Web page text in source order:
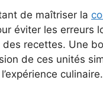
de maîtriser la
éviter les erreurs
des recettes. Une
de ces unités
culinaire.